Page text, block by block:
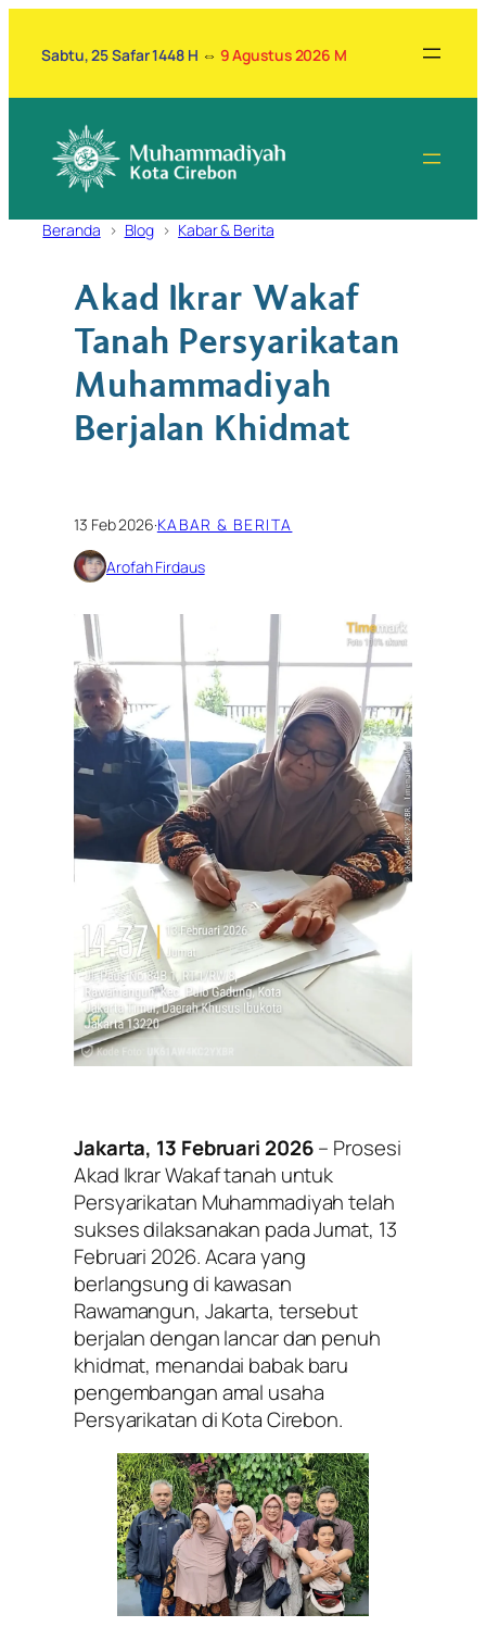
Sabtu, 25 Safar 1448 H ⇔ 9 Agustus 2026 M
Beranda Blog Kabar & Berita
Akad Ikrar Wakaf
Tanah Persyarikatan
Muhammadiyah
Berjalan Khidmat
13 Feb 2026·KABAR & BERITA
Arofah Firdaus
Jakarta, 13 Februari 2026– Prosesi
Akad Ikrar Wakaf tanah untuk
Persyarikatan Muhammadiyah telah
sukses dilaksanakan pada Jumat, 13
Februari 2026. Acara yang
berlangsung di kawasan
Rawamangun, Jakarta, tersebut
berjalan dengan lancar dan penuh
khidmat, menandai babak baru
pengembangan amal usaha
Persyarikatan di Kota Cirebon.